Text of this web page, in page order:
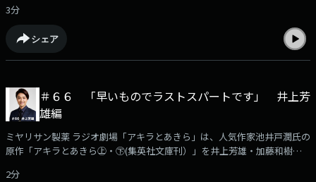
豪華出演者の「収録後の声」を収録！アフタートークとして番組の裏話や
役作りに付いてなど様々なエピソードをお届けします。本編はKBCラジオ
で毎週月曜日ごご6時30分から放送！（日曜あさ７時３０分から再放送）
今回の担当は彬の秘書役などを担当した中田陽菜子さんです。
3分
シェア
＃６６ 「早いものでラストスパートです」 井上芳
雄編
ミヤリサン製薬 ラジオ劇場「アキラとあきら」は、人気作家池井戸潤氏の
原作「アキラとあきら㊤・㊦(集英社文庫刊）」を井上芳雄・加藤和樹のW
豪華出演者の「収録後の声」を収録！アフタートークとして番組の裏話や
2分